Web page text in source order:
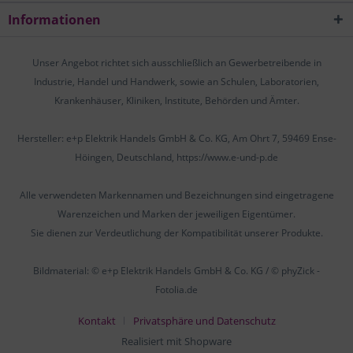
Informationen
Unser Angebot richtet sich ausschließlich an Gewerbetreibende in
Industrie, Handel und Handwerk, sowie an Schulen, Laboratorien,
Krankenhäuser, Kliniken, Institute, Behörden und Ämter.
Hersteller: e+p Elektrik Handels GmbH & Co. KG, Am Ohrt 7, 59469 Ense-
Höingen, Deutschland, https://www.e-und-p.de
Alle verwendeten Markennamen und Bezeichnungen sind eingetragene
Warenzeichen und Marken der jeweiligen Eigentümer.
Sie dienen zur Verdeutlichung der Kompatibilität unserer Produkte.
Bildmaterial: © e+p Elektrik Handels GmbH & Co. KG / © phyZick -
Fotolia.de
Kontakt
Privatsphäre und Datenschutz
Realisiert mit Shopware